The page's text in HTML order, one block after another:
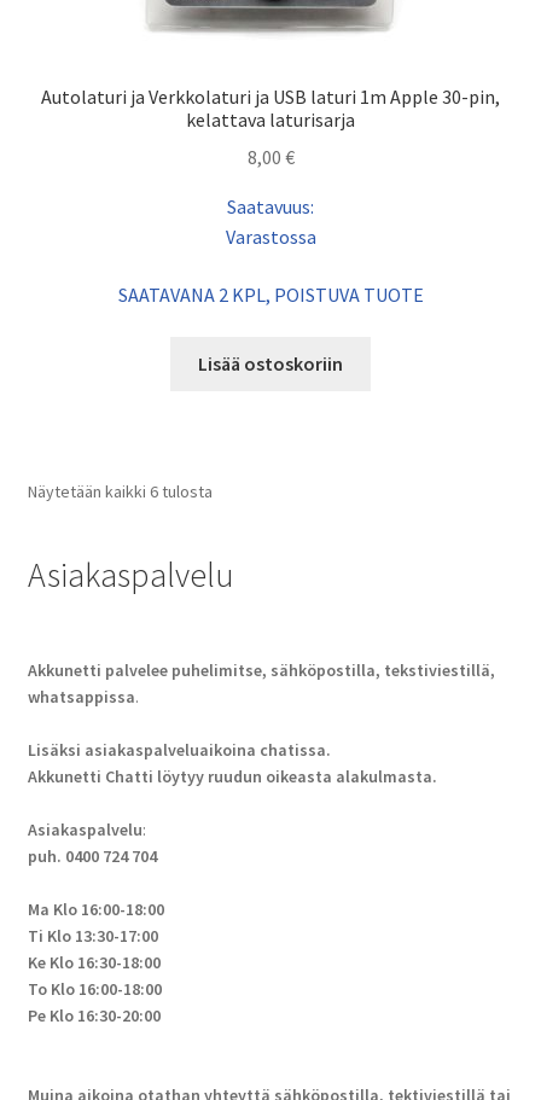
Autolaturi ja Verkkolaturi ja USB laturi 1m Apple 30-pin,
kelattava laturisarja
8,00 €
Saatavuus:
Varastossa
SAATAVANA 2 KPL, POISTUVA TUOTE
Lisää ostoskoriin
Näytetään kaikki 6 tulosta
Asiakaspalvelu
Akkunetti palvelee puhelimitse, sähköpostilla, tekstiviestillä,
whatsappissa.
Lisäksi asiakaspalveluaikoina chatissa.
Akkunetti Chatti löytyy ruudun oikeasta alakulmasta.
Asiakaspalvelu:
puh. 0400 724 704
Ma Klo 16:00-18:00
Ti Klo 13:30-17:00
Ke Klo 16:30-18:00
To Klo 16:00-18:00
Pe Klo 16:30-20:00